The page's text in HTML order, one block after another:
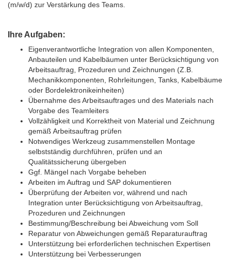
(m/w/d) zur Verstärkung des Teams.
Ihre Aufgaben:
Eigenverantwortliche Integration von allen Komponenten,
Anbauteilen und Kabelbäumen unter Berücksichtigung von
Arbeitsauftrag, Prozeduren und Zeichnungen (Z.B.
Mechanikkomponenten, Rohrleitungen, Tanks, Kabelbäume
oder Bordelektronikeinheiten)
Übernahme des Arbeitsauftrages und des Materials nach
Vorgabe des Teamleiters
Vollzähligkeit und Korrektheit von Material und Zeichnung
gemäß Arbeitsauftrag prüfen
Notwendiges Werkzeug zusammenstellen Montage
selbstständig durchführen, prüfen und an
Qualitätssicherung übergeben
Ggf. Mängel nach Vorgabe beheben
Arbeiten im Auftrag und SAP dokumentieren
Überprüfung der Arbeiten vor, während und nach
Integration unter Berücksichtigung von Arbeitsauftrag,
Prozeduren und Zeichnungen
Bestimmung/Beschreibung bei Abweichung vom Soll
Reparatur von Abweichungen gemäß Reparaturauftrag
Unterstützung bei erforderlichen technischen Expertisen
Unterstützung bei Verbesserungen